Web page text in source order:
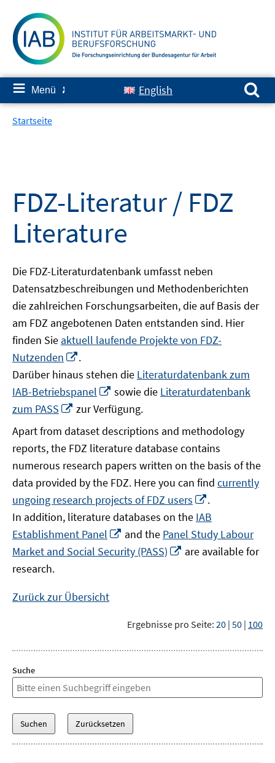
zum
Inhalt
≡ Menü ✘ English
Suchen nach:
Startseite
FDZ-Literatur / FDZ
Literature
Die FDZ-Literaturdatenbank umfasst neben
Datensatzbeschreibungen und Methodenberichten
die zahlreichen Forschungsarbeiten, die auf Basis der
am FDZ angebotenen Daten entstanden sind. Hier
finden Sie aktuell laufende Projekte von FDZ-
Nutzenden
neuem
Fenster
öffnen
.
Darüber hinaus stehen die Literaturdatenbank zum
IAB-Betriebspanel
In
neuem
Fenster
öffnen
sowie die Literaturdatenbank
zum PASS
In
Fenster
öffnen
zur Verfügung.
Apart from dataset descriptions and methodology
reports, the FDZ literature database contains
numerous research papers written on the basis of the
data provided by the FDZ. Here you can find currently
ungoing research projects of FDZ users
neuem
Fenster
öffnen
.
In addition, literature databases on the IAB
Establishment Panel
In
neuem
Fenster
and the Panel Study Labour
Market and Social Security (PASS)
In
are available for
research.
Zurück zur Übersicht
Ergebnisse pro Seite: 20 | 50 | 100
Suche